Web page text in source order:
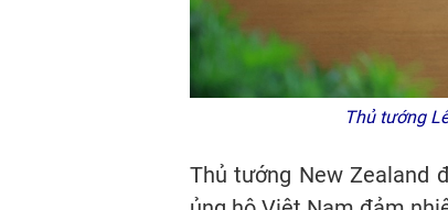
Thủ tướng
Thủ tướng New Zealand